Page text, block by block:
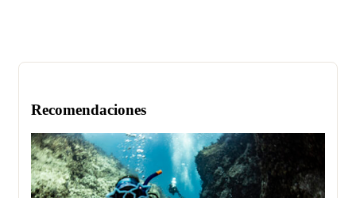
Recomendaciones